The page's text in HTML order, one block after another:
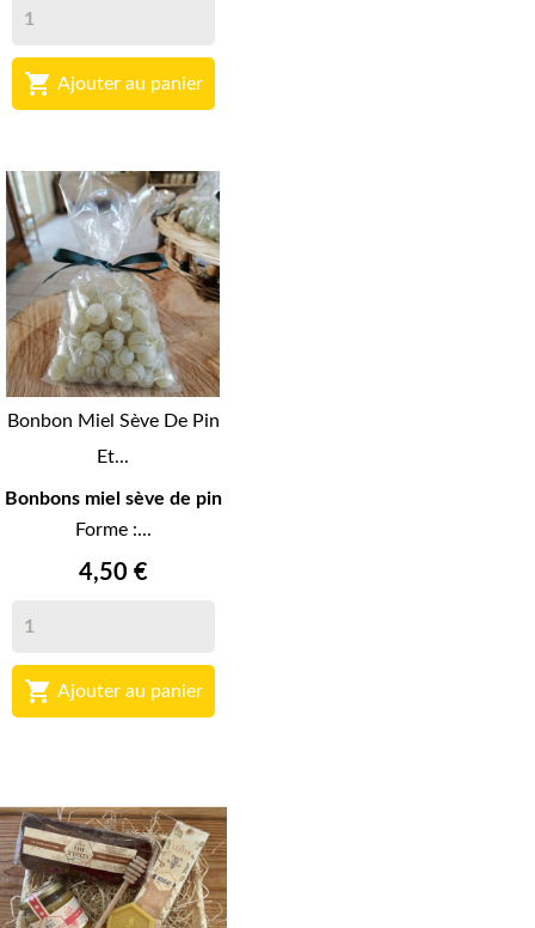
 Ajouter au panier
Bonbon Miel Sève De Pin
Et...
Bonbons miel sève de pin
Forme :...
4,50 €
 Ajouter au panier